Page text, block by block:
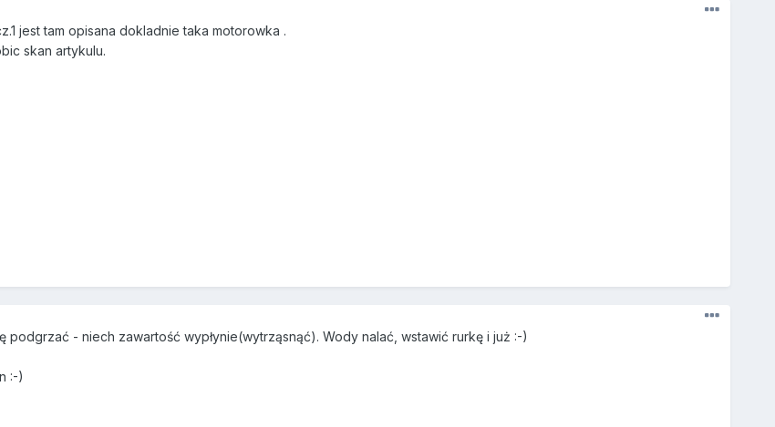
jest tam opisana dokladnie taka motorowka .
skan artykulu.
podgrzać - niech zawartość wypłynie(wytrząsnąć). Wody nalać, wstawić rurkę i już :-)
:-)